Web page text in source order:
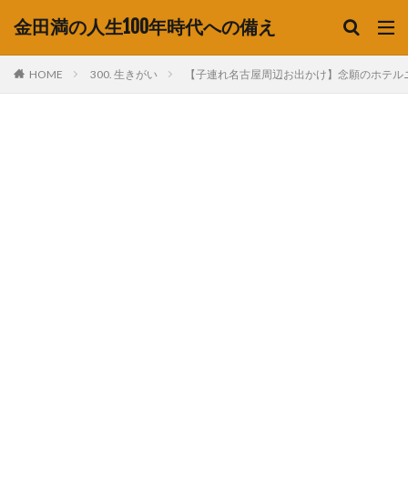
金田満の人生100年時代への備え
HOME 300. 生きがい 【子連れ名古屋周辺お出かけ】念願のホテ